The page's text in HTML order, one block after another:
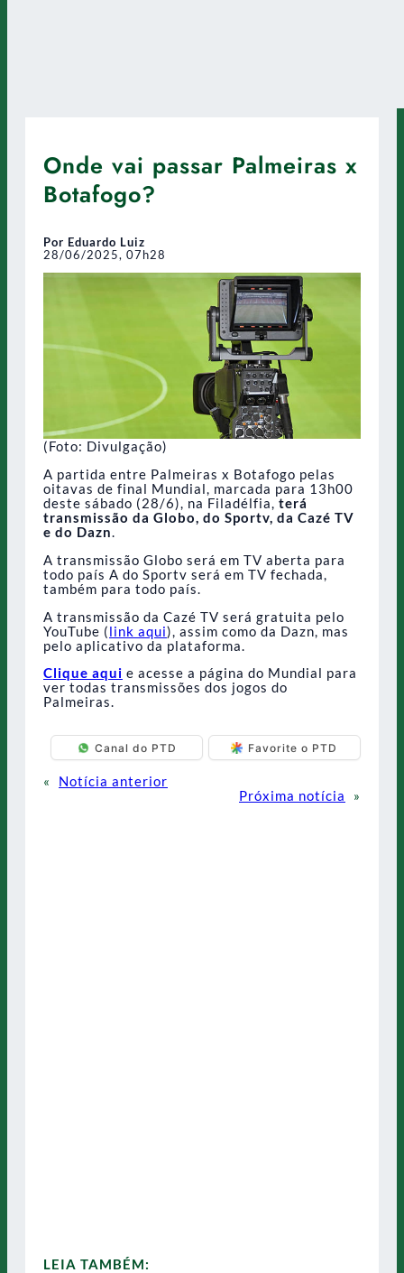
Onde vai passar Palmeiras x
Botafogo?
Por Eduardo Luiz
28/06/2025, 07h28
(Foto: Divulgação)
A partida entre Palmeiras x Botafogo pelas
oitavas de final Mundial, marcada para 13h00
deste sábado (28/6), na Filadélfia, terá
transmissão da Globo, do Sportv, da Cazé TV
e do Dazn.
A transmissão Globo será em TV aberta para
todo país A do Sportv será em TV fechada,
também para todo país.
A transmissão da Cazé TV será gratuita pelo
YouTube (link aqui), assim como da Dazn, mas
pelo aplicativo da plataforma.
Clique aqui e acesse a página do Mundial para
ver todas transmissões dos jogos do
Palmeiras.
Canal do PTD Favorite o PTD
«
Notícia anterior
Próxima notícia
»
LEIA TAMBÉM: